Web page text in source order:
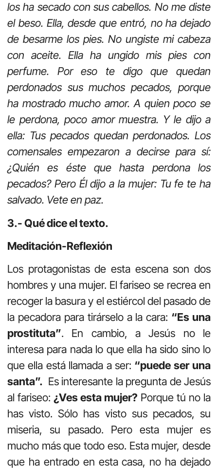
los ha secado con sus cabellos. No me diste
el beso. Ella, desde que entró, no ha dejado
de besarme los pies. No ungiste mi cabeza
con aceite. Ella ha ungido mis pies con
perfume. Por eso te digo que quedan
perdonados sus muchos pecados, porque
ha mostrado mucho amor. A quien poco se
le perdona, poco amor muestra. Y le dijo a
ella: Tus pecados quedan perdonados. Los
comensales empezaron a decirse para sí:
¿Quién es éste que hasta perdona los
pecados? Pero Él dijo a la mujer: Tu fe te ha
salvado. Vete en paz.
3.- Qué dice el texto.
Meditación-Reflexión
Los protagonistas de esta escena son dos
hombres y una mujer. El fariseo se recrea en
recoger la basura y el estiércol del pasado de
la pecadora para tirárselo a la cara: “Es una
prostituta”. En cambio, a Jesús no le
interesa para nada lo que ella ha sido sino lo
que ella está llamada a ser: “puede ser una
santa”. Es interesante la pregunta de Jesús
al fariseo: ¿Ves esta mujer? Porque tú no la
has visto. Sólo has visto sus pecados, su
miseria, su pasado. Pero esta mujer es
mucho más que todo eso. Esta mujer, desde
que ha entrado en esta casa, no ha dejado